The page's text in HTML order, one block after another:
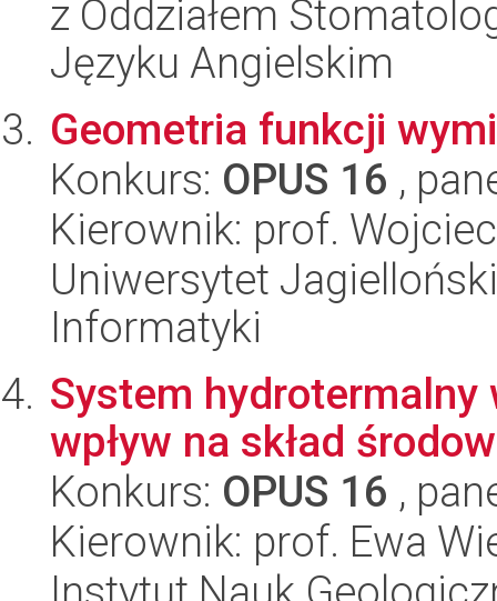
z Oddziałem
Języku Angielskim
Geometria funkcji
Konkurs: OPUS 16 ,
Kierownik: prof.
Uniwersytet
Informatyki
System
wpływ na skład
Konkurs: OPUS 16 ,
Kierownik: prof. Ewa